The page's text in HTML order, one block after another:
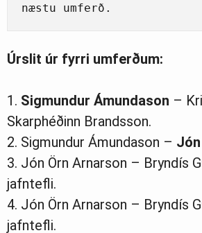
næstu umferð.
Úrslit úr fyrri umferðum:
1. Sigmundur Ámundason –
Skarphéðinn Brandsson.
2. Sigmundur Ámundason –
3. Jón Örn Arnarson – Bryndís
jafntefli.
4. Jón Örn Arnarson – Bryndís
jafntefli.